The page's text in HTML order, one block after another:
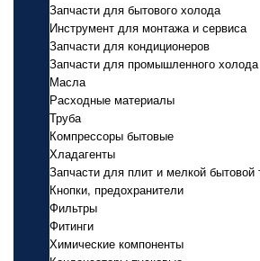
Запчасти для бытового холода
Инструмент для монтажа и сервиса
Запчасти для кондиционеров
Запчасти для промышленного холода
Масла
Расходные материалы
Труба
Компрессоры бытовые
Хладагенты
Запчасти для плит и мелкой бытовой
Кнопки, предохранители
Фильтры
Фитинги
Химические компоненты